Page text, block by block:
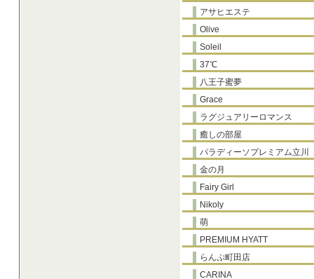
アサヒエステ
Olive
Soleil
37℃
八王子蜜夢
Grace
ラグジュアリーロマンス
癒しの部屋
パラディーソプレミアム立川
金の月
Fairy Girl
Nikoly
萌
PREMIUM HYATT
らんぷ町田店
CARINA